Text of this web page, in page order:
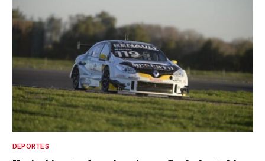
DEPORTES